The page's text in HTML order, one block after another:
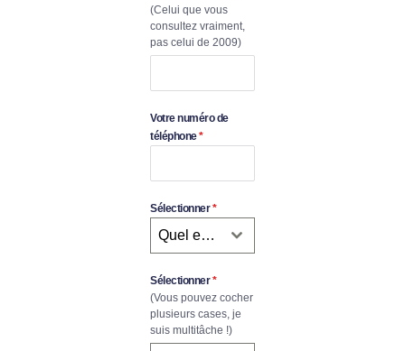
(Celui que vous
consultez vraiment,
pas celui de 2009)
Votre numéro de
téléphone*
Sélectionner*
Quel est votre budget (en HT) ?
Sélectionner*
(Vous pouvez cocher
plusieurs cases, je
suis multitâche !)